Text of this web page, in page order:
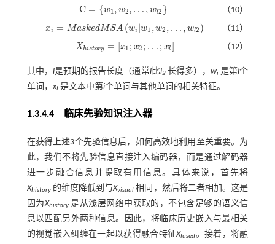
C = {w1, w2, … , wl2 }
C= w1 ,w2,…,wl2 （10）
xi = MaskedMSA (wi |w1 ,w2 , … , wl2 )
xi= MaskedMSAwi| w1, w2,…,w l2 （11）
Xhistory = [x1 ; x2 ; … ; xl ]
Xhistory= x1 x2;…;xl （12）
其中， l是预期的报告长度（通常l比l2长得多），wi 是第i个
单词， xi是文本中第i个单词与其他单词的相关特征。
1.3.4.4 临床先验知识注入器
在获得上述3个先验信息后，如何高效地利用至关重要。为
此，我们不将先验信息直接注入编码器，而是通过解码器
进一步融合信息并提取有用信息。具体来说，首先将
Xhistory的维度降低到与Xvisual 相同，然后将二者相加。这是
因为Xhistory是从浅层网络中获取的，不包含足够的语义信
息以匹配另外两种信息。因此，将临床历史嵌入与最相关
的视觉嵌入纠缠在一起以获得融合特征Xfused。接着，将融